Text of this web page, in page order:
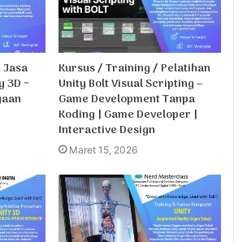
3D ~
Kursus / Training / Pelatihan
Unity Bolt Visual Scripting –
Game Development Tanpa
Koding | Game Developer |
Interactive Design
Maret 15, 2026